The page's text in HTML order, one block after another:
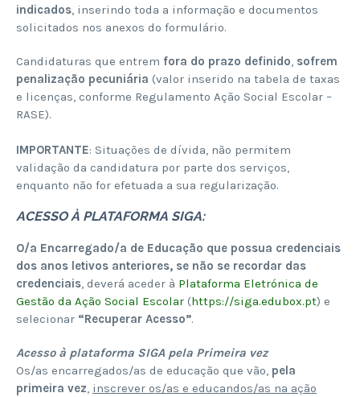
indicados, inserindo toda a informação e documentos
solicitados nos anexos do formulário.
Candidaturas que entrem fora do prazo definido, sofrem
penalização pecuniária (valor inserido na tabela de taxas
e licenças, conforme Regulamento Ação Social Escolar –
RASE).
IMPORTANTE: Situações de dívida, não permitem
validação da candidatura por parte dos serviços,
enquanto não for efetuada a sua regularização.
ACESSO À PLATAFORMA SIGA:
O/a Encarregado/a de Educação que possua credenciais
dos anos letivos anteriores, se não se recordar das
credenciais, deverá aceder à Plataforma Eletrónica de
Gestão da Ação Social Escolar (https://siga.edubox.pt) e
selecionar “Recuperar Acesso”.
Acesso à plataforma SIGA pela Primeira vez
Os/as encarregados/as de educação que vão, pela
primeira vez, inscrever os/as e educandos/as na ação